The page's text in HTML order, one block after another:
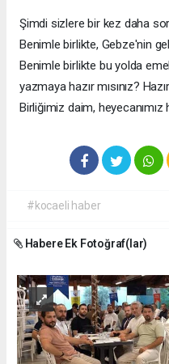
Şimdi sizlere bir kez daha
Benimle birlikte, Gebze'nin
Benimle birlikte bu yolda
yazmaya hazır mısınız?
Birliğimiz daim, heyecanımız
#kocaeli haber
Habere Ek Fotoğraf(lar)